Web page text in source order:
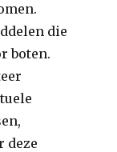
die
boten.
deze